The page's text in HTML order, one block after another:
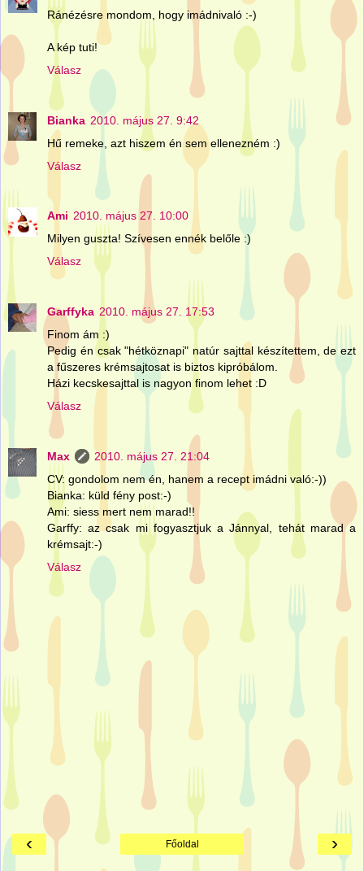
Ránézésre mondom, hogy imádnivaló :-)
A kép tuti!
Válasz
Bianka 2010. május 27. 9:42
Hű remeke, azt hiszem én sem ellenezném :)
Válasz
Ami 2010. május 27. 10:00
Milyen guszta! Szívesen ennék belőle :)
Válasz
Garffyka 2010. május 27. 17:53
Finom ám :)
Pedig én csak "hétköznapi" natúr sajttal készítettem, de ezt
a fűszeres krémsajtosat is biztos kipróbálom.
Házi kecskesajttal is nagyon finom lehet :D
Válasz
Max
2010. május 27. 21:04
CV: gondolom nem én, hanem a recept imádni való:-))
Bianka: küld fény post:-)
Ami: siess mert nem marad!!
Garffy: az csak mi fogyasztjuk a Jánnyal, tehát marad a
krémsajt:-)
Válasz
‹ ›
Főoldal